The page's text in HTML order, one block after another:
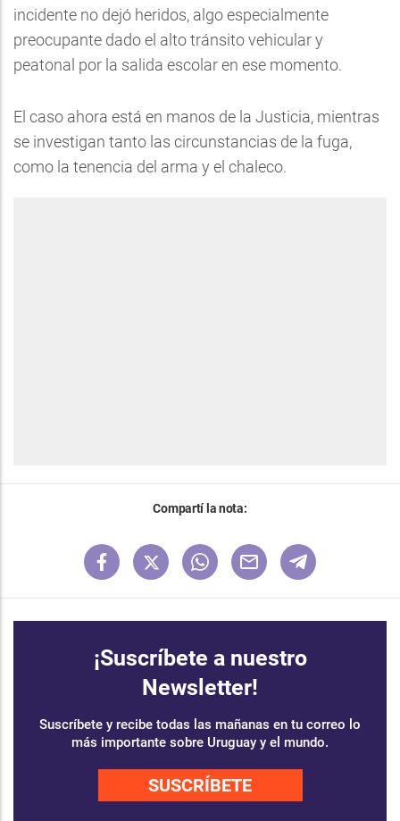
incidente no dejó heridos, algo especialmente
preocupante dado el alto tránsito vehicular y
peatonal por la salida escolar en ese momento.
El caso ahora está en manos de la Justicia, mientras
se investigan tanto las circunstancias de la fuga,
como la tenencia del arma y el chaleco.
Compartí la nota:
¡Suscríbete a nuestro
Newsletter!
Suscríbete y recibe todas las mañanas en tu correo lo
más importante sobre Uruguay y el mundo.
SUSCRÍBETE